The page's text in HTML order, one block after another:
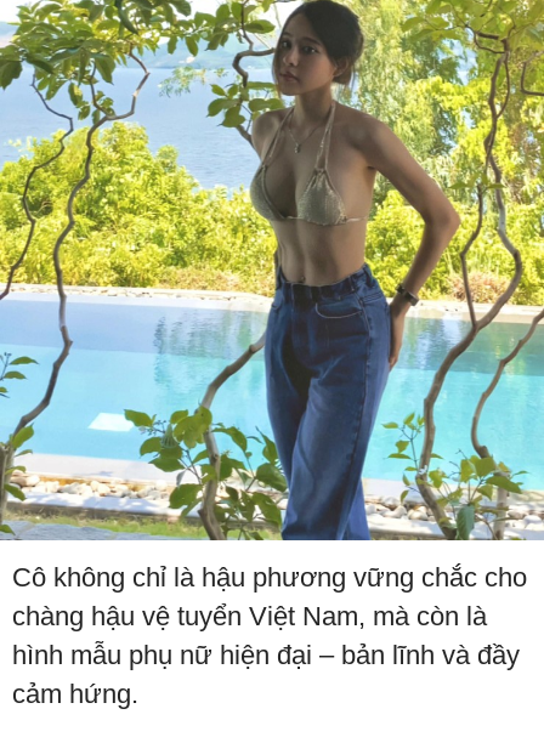
Cô không chỉ là hậu phương vững chắc cho
chàng hậu vệ tuyển Việt Nam, mà còn là
hình mẫu phụ nữ hiện đại – bản lĩnh và đầy
cảm hứng.